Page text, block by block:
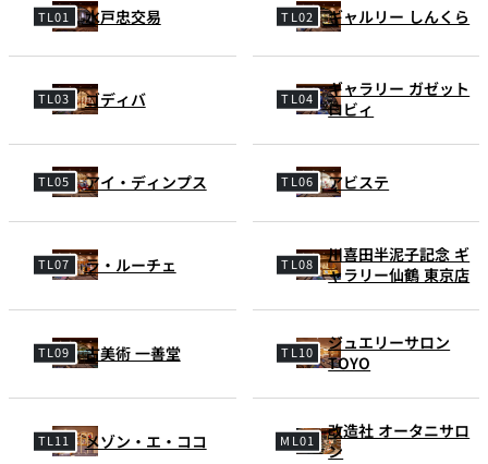
改造社 オータニサロ
ン
水戸忠交易 ギャルリー しんくら
ゴディバ
ギャラリー ガゼット
ロビィ
アイ・ディンプス アビステ
ラ・ルーチェ
川喜田半泥子記念 ギ
ャラリー仙鶴 東京店
古美術 一善堂
ジュエリーサロン
TOYO
メゾン・エ・ココ